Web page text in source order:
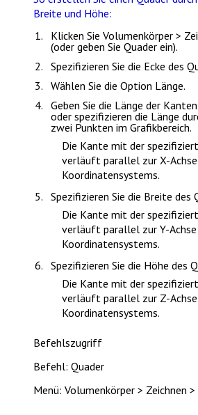
Breite und Höhe:
Klicken SieVolumenkörper >
(oder geben SieQuaderein).
Spezifizieren Sie die Ecke des
Wählen Sie die Option Länge.
Geben Sie die Länge der
oder spezifizieren die Länge
zwei Punkten im Grafikbereich.
Die Kante mit der
verläuft parallel zur X-Achse
Koordinatensystems.
Spezifizieren Sie die Breite des
Die Kante mit der
verläuft parallel zur Y-Achse
Koordinatensystems.
Spezifizieren Sie die Höhe des
Die Kante mit der
verläuft parallel zur Z-Achse
Koordinatensystems.
Befehlszugriff
Befehl: Quader
Menü: Volumenkörper > Zeichnen >